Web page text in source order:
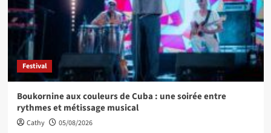
Festival
Boukornine aux couleurs de Cuba : une soirée entre
rythmes et métissage musical
Cathy 05/08/2026